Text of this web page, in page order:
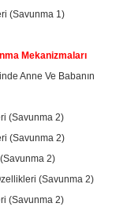
(Savunma 1)
Mekanizmaları
Anne Ve Babanın
(Savunma 2)
(Savunma 2)
2)
(Savunma 2)
(Savunma 2)